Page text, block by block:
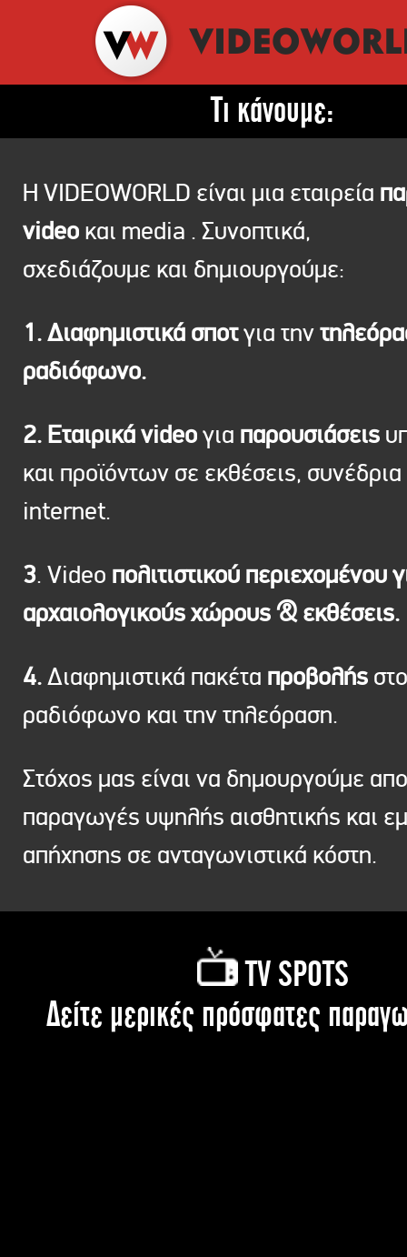
Τι κάνουμε:
Η VIDEOWORLD είναι μια εταιρεία
video και media . Συνοπτικά,
σχεδιάζουμε και δημιουργούμε:
1. Διαφημιστικά σποτγια την
ραδιόφωνο.
2. Εταιρικά videoγια παρουσιάσεις
και προϊόντων σε εκθέσεις, συνέδρια
internet.
3. Video πολιτιστικού περιεχομένου
αρχαιολογικούς χώρους & εκθέσεις.
4.Διαφημιστικά πακέτα προβολής στο
ραδιόφωνο και την τηλεόραση.
Στόχος μας είναι να δημουργούμε
παραγωγές υψηλής αισθητικής και
απήχησης σε ανταγωνιστικά κόστη.
TV SPOTS
Δείτε μερικές πρόσφατες